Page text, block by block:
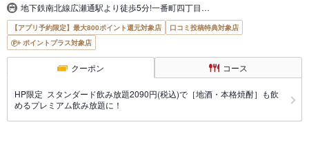
地下鉄南北線広瀬通駅より徒歩5分!一番町四丁目…
【アプリ予約限定】最大800ポイント還元対象店
口コミ投稿特典対象店
ポイントプラス対象店
クーポン コース
HP限定 スタンダード飲み放題2090円(税込)で［地酒・本格焼酎］も飲
めるプレミアム飲み放題に！